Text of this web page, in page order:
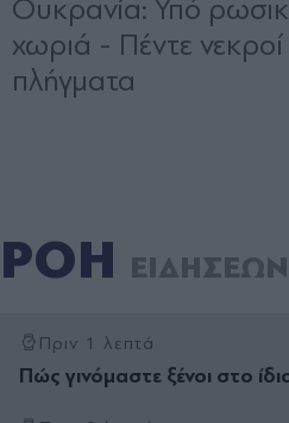
ΡΟΗ ΕΙΔΗΣΕΩΝ
Πριν 1 λεπτά
Πώς γινόµαστε ξένοι στο